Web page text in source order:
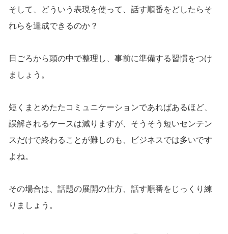
そして、どういう表現を使って、話す順番をどしたらそ
れらを達成できるのか？
日ごろから頭の中で整理し、事前に準備する習慣をつけ
ましょう。
短くまとめたたコミュニケーションであればあるほど、
誤解されるケースは減りますが、そうそう短いセンテン
スだけで終わることが難しのも、ビジネスでは多いです
よね。
その場合は、話題の展開の仕方、話す順番をじっくり練
りましょう。